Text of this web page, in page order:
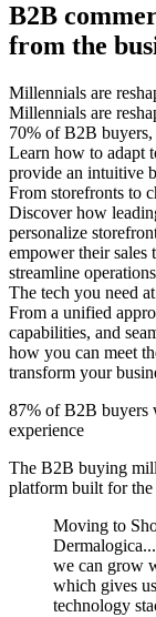
B2B
from the
Millennials are
Millennials are
70% of B2B buyers,
Learn how to adapt
provide an intuitive
From storefronts to
Discover how
personalize
empower their sales
streamline
The tech you need
From a unified
capabilities, and
how you can meet
transform your
87% of B2B buyers
experience
The B2B buying
platform built for the
Moving to
we can grow
which gives
technology